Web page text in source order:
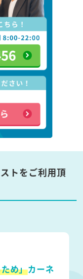
トをご利用頂
め」カーネ